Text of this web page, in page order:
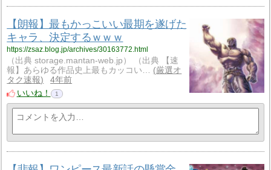
【朗報】最もかっこいい最期を遂げた
キャラ、決定するｗｗｗ
https://zsaz.blog.jp/archives/30163772.html
（出典 storage.mantan-web.jp） （出典 【速
報】あらゆる作品史上最もカッコい…
厳選オ
タク速報
4年前
いいね！
1